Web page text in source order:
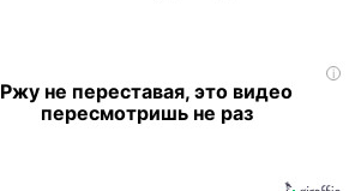
i
Ржу не переставая, это видео
пересмотришь не раз